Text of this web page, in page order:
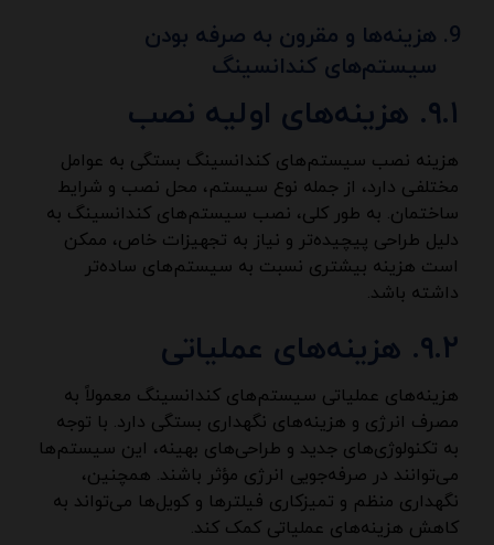
هزینه‌ها و مقرون به صرفه بودن
سیستم‌های کندانسینگ
۹.۱. هزینه‌های اولیه نصب
هزینه نصب سیستم‌های کندانسینگ بستگی به عوامل
مختلفی دارد، از جمله نوع سیستم، محل نصب و شرایط
ساختمان. به طور کلی، نصب سیستم‌های کندانسینگ به
دلیل طراحی پیچیده‌تر و نیاز به تجهیزات خاص، ممکن
است هزینه بیشتری نسبت به سیستم‌های ساده‌تر
داشته باشد.
۹.۲. هزینه‌های عملیاتی
هزینه‌های عملیاتی سیستم‌های کندانسینگ معمولاً به
مصرف انرژی و هزینه‌های نگهداری بستگی دارد. با توجه
به تکنولوژی‌های جدید و طراحی‌های بهینه، این سیستم‌ها
می‌توانند در صرفه‌جویی انرژی مؤثر باشند. همچنین،
نگهداری منظم و تمیزکاری فیلترها و کویل‌ها می‌تواند به
کاهش هزینه‌های عملیاتی کمک کند.